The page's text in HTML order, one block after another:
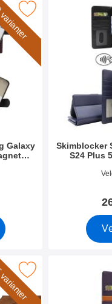
som favoritt
Galaxy
/ S25+ 5G Magnet
Skimblocker
S24 Plus
Varenummer
Samsung
som favoritt
XL Standcase Lyxetui
Merk samsung